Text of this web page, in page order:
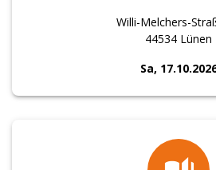
Willi-Melchers-
44534 Lünen
Sa,